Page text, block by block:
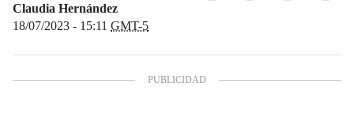
Claudia Hernández
18/07/2023 - 15:11 GMT-5